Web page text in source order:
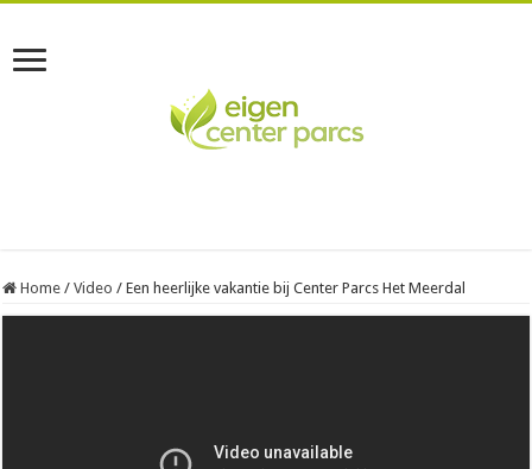
Home / Video / Een heerlijke vakantie bij Center Parcs Het Meerdal